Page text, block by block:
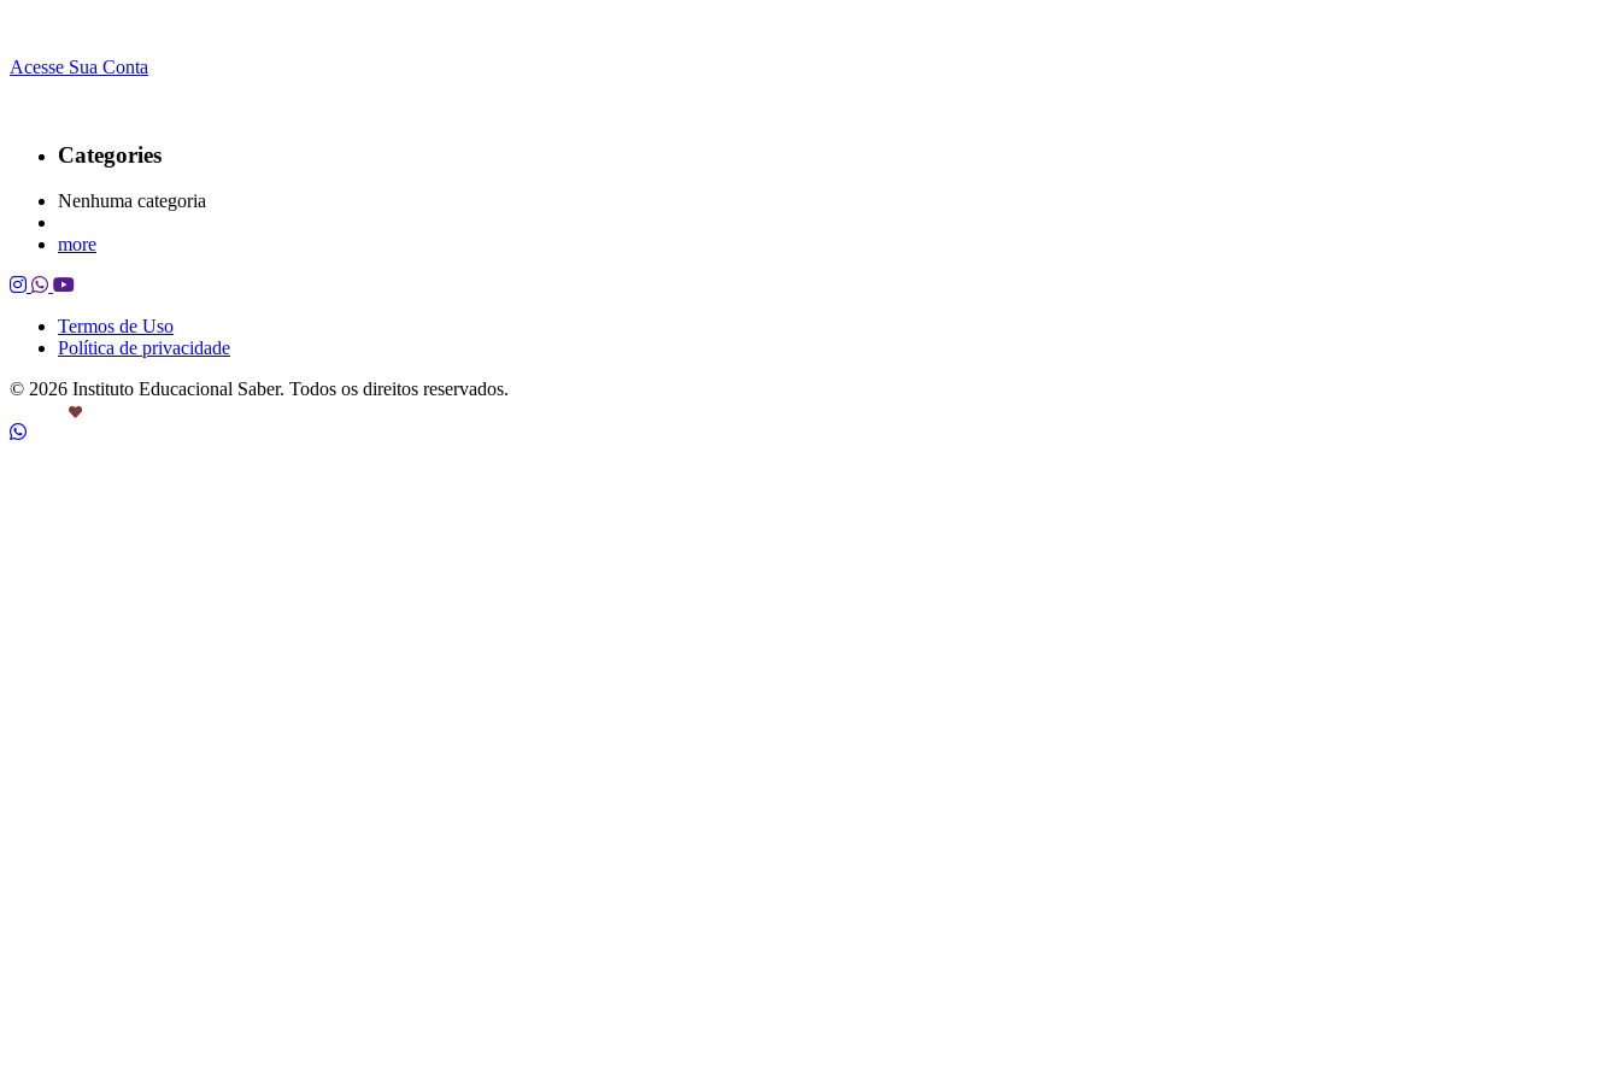
Acesse Sua Conta
Categories
Nenhuma categoria
more
Termos de Uso
Política de privacidade
© 2026 Instituto Educacional Saber. Todos os direitos reservados.
por Castanheira.Work